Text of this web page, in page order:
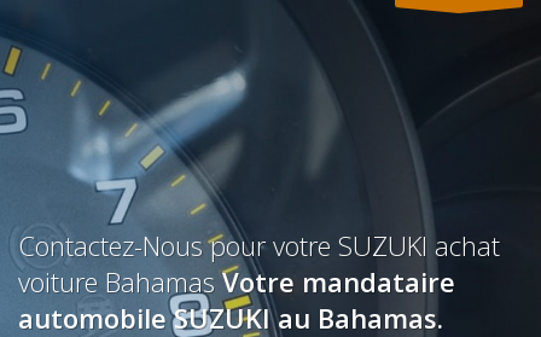
Contactez-Nous pour votre SUZUKI achat
voiture BahamasVotre mandataire
automobile SUZUKI au Bahamas.